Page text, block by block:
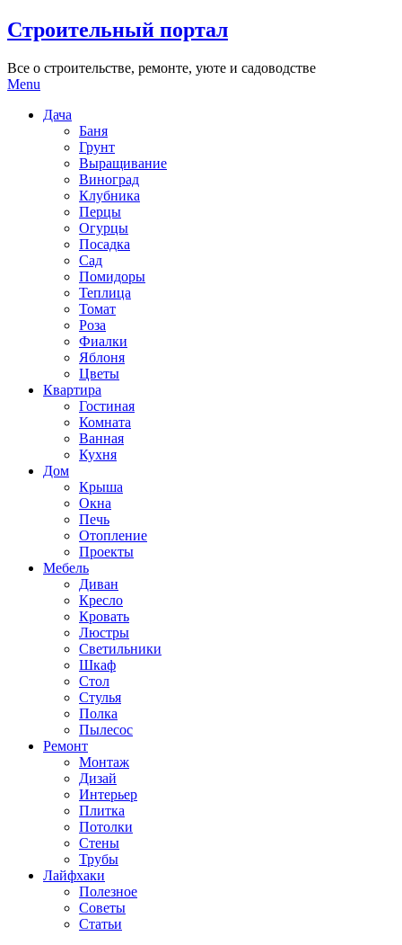
Skip
to
Строительный портал
Все о строительстве, ремонте, уюте и садоводстве
Menu
Дача
Баня
Грунт
Выращивание
Виноград
Клубника
Перцы
Огурцы
Посадка
Сад
Помидоры
Теплица
Томат
Роза
Фиалки
Яблоня
Цветы
Квартира
Гостиная
Комната
Ванная
Кухня
Дом
Крыша
Окна
Печь
Отопление
Проекты
Мебель
Диван
Кресло
Кровать
Люстры
Светильники
Шкаф
Стол
Стулья
Полка
Пылесос
Ремонт
Монтаж
Дизай
Интерьер
Плитка
Потолки
Стены
Трубы
Лайфхаки
Полезное
Советы
Статьи